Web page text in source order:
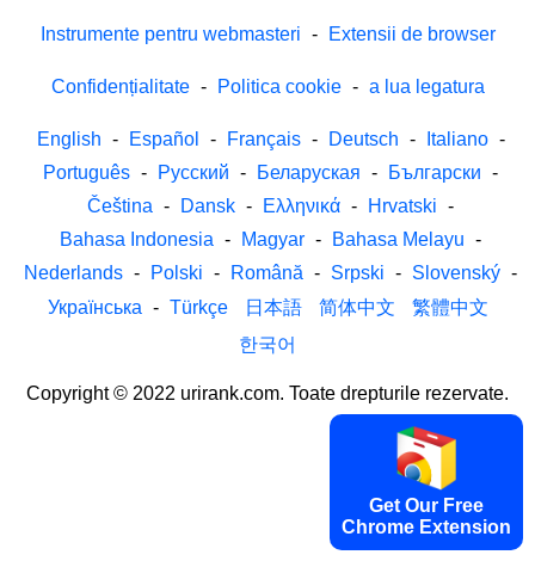
Instrumente pentru webmasteri - Extensii de browser
Confidențialitate - Politica cookie - a lua legatura
English - Español - Français - Deutsch - Italiano -
Português - Русский - Беларуская - Български -
Čeština - Dansk - Ελληνικά - Hrvatski -
Bahasa Indonesia - Magyar - Bahasa Melayu -
Nederlands - Polski - Română - Srpski - Slovenský -
Українська - Türkçe 日本語 简体中文
繁體中文
한국어
Copyright © 2022 urirank.com. Toate drepturile rezervate.
Get Our Free
Chrome Extension